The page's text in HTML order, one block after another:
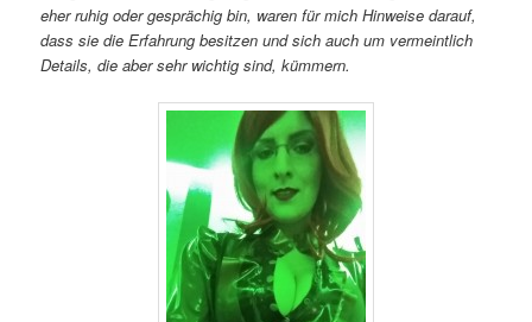
eher ruhig oder gesprächig bin, waren für mich Hinweise darauf,
dass sie die Erfahrung besitzen und sich auch um vermeintlich
Details, die aber sehr wichtig sind, kümmern.